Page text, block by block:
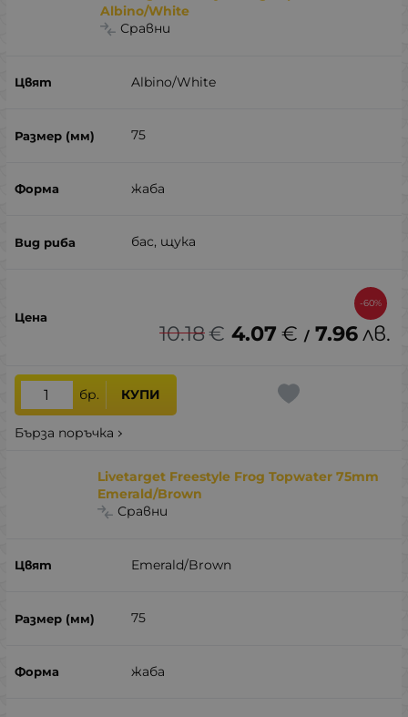
Albino/White
Сравни
Albino/White
75
жаба
бас, щука
-60%
10.18€ 4.07 € / 7.96лв.
бр. КУПИ
Бърза поръчка
Livetarget Freestyle Frog Topwater 75mm
Emerald/Brown
Сравни
Emerald/Brown
75
жаба